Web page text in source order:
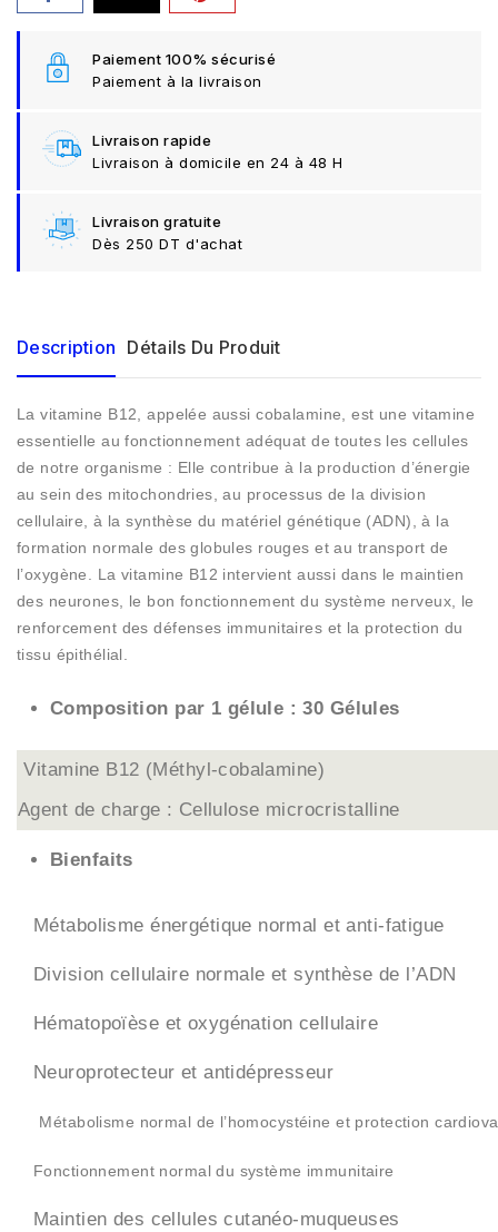
Paiement 100% sécurisé
Paiement à la livraison
Livraison rapide
Livraison à domicile en 24 à 48 H
Livraison gratuite
Dès 250 DT d'achat
Description Détails Du Produit
La vitamine B12, appelée aussi cobalamine, est une vitamine
essentielle au fonctionnement adéquat de toutes les cellules
de notre organisme : Elle contribue à la production d’énergie
au sein des mitochondries, au processus de la division
cellulaire, à la synthèse du matériel génétique (ADN), à la
formation normale des globules rouges et au transport de
l’oxygène. La vitamine B12 intervient aussi dans le maintien
des neurones, le bon fonctionnement du système nerveux, le
renforcement des défenses immunitaires et la protection du
tissu épithélial.
Composition par 1 gélule : 30 Gélules
Vitamine B12 (Méthyl-cobalamine)
Agent de charge : Cellulose microcristalline
Bienfaits
Métabolisme énergétique normal et anti-fatigue
Division cellulaire normale et synthèse de l’ADN
Hématopoïèse et oxygénation cellulaire
Neuroprotecteur et antidépresseur
Métabolisme normal de l’homocystéine et protection
Fonctionnement normal du système immunitaire
Maintien des cellules cutanéo-muqueuses